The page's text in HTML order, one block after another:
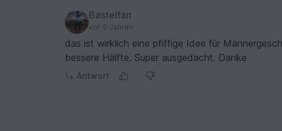
Bastelfan
vor 9 Jahren
das ist wirklich eine pfiffige Idee für
bessere Hälfte. Super ausgedacht. Danke
Antwort